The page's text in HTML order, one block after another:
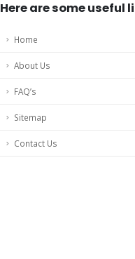
Here are some useful
Home
About Us
FAQ’s
Sitemap
Contact Us